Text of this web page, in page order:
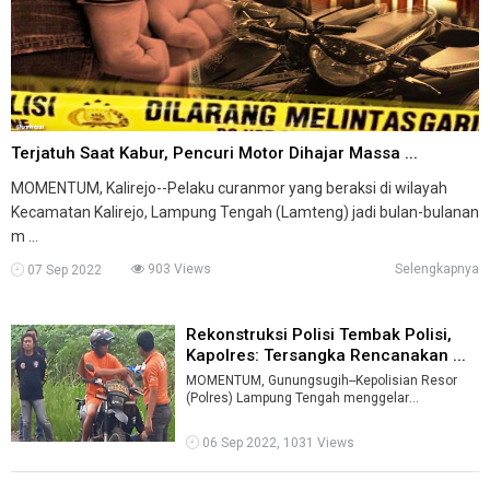
Terjatuh Saat Kabur, Pencuri Motor Dihajar Massa ...
MOMENTUM, Kalirejo--Pelaku curanmor yang beraksi di wilayah
Kecamatan Kalirejo, Lampung Tengah (Lamteng) jadi bulan-bulanan
m ...
07 Sep 2022 903 Views Selengkapnya
Rekonstruksi Polisi Tembak Polisi,
Kapolres: Tersangka Rencanakan ...
MOMENTUM, Gunungsugih--Kepolisian Resor
(Polres) Lampung Tengah menggelar
terhadap AK (4 ...
06 Sep 2022, 1031 Views